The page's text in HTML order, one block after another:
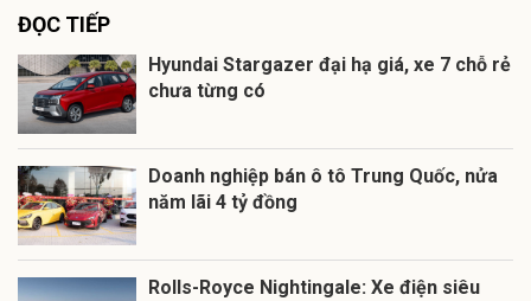
ĐỌC TIẾP
Hyundai Stargazer đại hạ giá, xe 7 chỗ rẻ
chưa từng có
Doanh nghiệp bán ô tô Trung Quốc, nửa
năm lãi 4 tỷ đồng
Rolls-Royce Nightingale: Xe điện siêu